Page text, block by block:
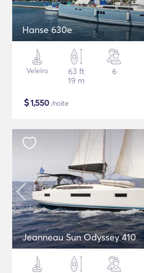
Hanse 630e
Veleiro
63 ft
19 m
6
$1,550 /noite
Jeanneau Sun Odyssey 410